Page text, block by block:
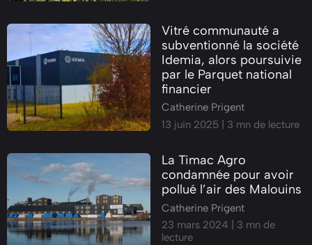
DÉMOCRATIE LOCALE
Vitré communauté a
subventionné la société
Idemia, alors poursuivie
par le Parquet national
financier
Catherine Prigent
13 juin 2025 | 3 mn de lecture
POLLUTIONS
La Timac Agro
condamnée pour avoir
pollué l’air des Malouins
Catherine Prigent
23 mars 2024 | 3 mn de
lecture